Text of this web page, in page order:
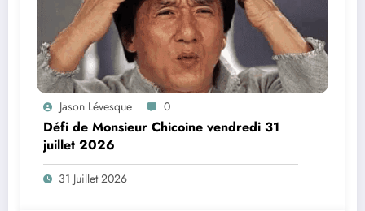
Jason Lévesque 0
Défi de Monsieur Chicoine vendredi 31
juillet 2026
31 Juillet 2026